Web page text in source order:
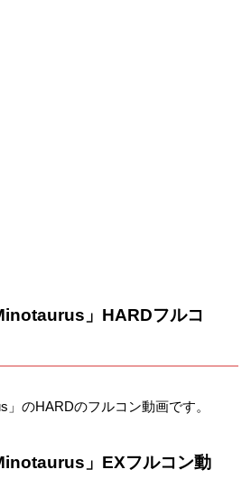
」HARDフルコ
」のHARDのフルコン動画です。
」EXフルコン動